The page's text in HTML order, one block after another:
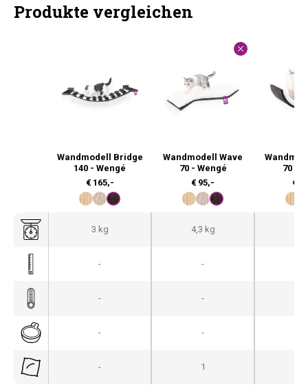
Produkte vergleichen
Wandmodell Bridge
140 - Wengé
€ 165,-
Wandmodell Wave
70 - Wengé
€ 95,-
70 -
€
3 kg 4,3 kg
- -
- -
- -
- 1